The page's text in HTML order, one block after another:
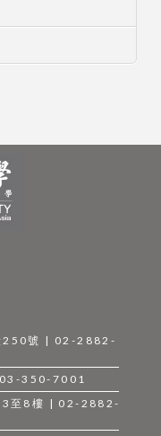
250號 | 02-2882-
03-350-7001
3至8樓 | 02-2882-